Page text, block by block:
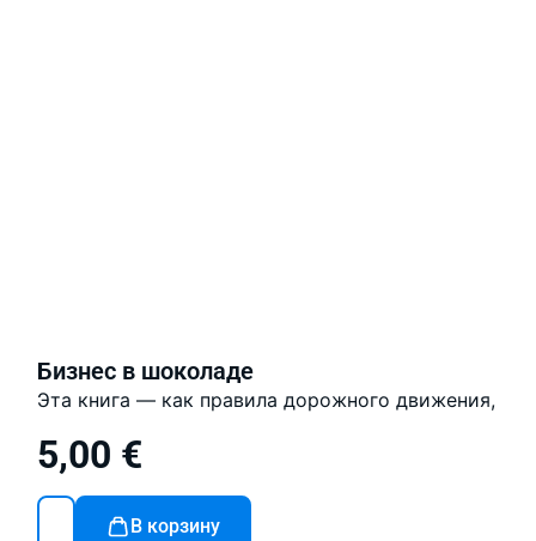
Бизнес в шоколаде
Эта книга — как правила дорожного движения, но
Для настоящих капитанов бизнеса, для тех, кто
5,00 €
В корзину